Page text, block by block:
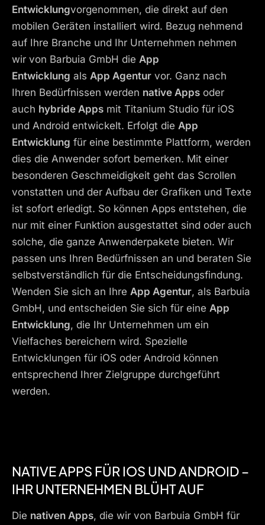
Entwicklungvorgenommen, die direkt auf den
mobilen Geräten installiert wird. Bezug nehmend
auf Ihre Branche und Ihr Unternehmen nehmen
wir von Barbuia GmbH die App
Entwicklung als App Agentur vor. Ganz nach
Ihren Bedürfnissen werden native Apps oder
auch hybride Apps mit Titanium Studio für iOS
und Android entwickelt. Erfolgt die App
Entwicklung für eine bestimmte Plattform, werden
dies die Anwender sofort bemerken. Mit einer
besonderen Geschmeidigkeit geht das Scrollen
vonstatten und der Aufbau der Grafiken und Texte
ist sofort erledigt. So können Apps entstehen, die
nur mit einer Funktion ausgestattet sind oder auch
solche, die ganze Anwenderpakete bieten. Wir
passen uns Ihren Bedürfnissen an und beraten Sie
selbstverständlich für die Entscheidungsfindung.
Wenden Sie sich an Ihre App Agentur, als Barbuia
GmbH, und entscheiden Sie sich für eine App
Entwicklung, die Ihr Unternehmen um ein
Vielfaches bereichern wird. Spezielle
Entwicklungen für iOS oder Android können
entsprechend Ihrer Zielgruppe durchgeführt
werden.
NATIVE APPS FÜR IOS UND ANDROID –
IHR UNTERNEHMEN BLÜHT AUF
Die nativen Apps, die wir von Barbuia GmbH für